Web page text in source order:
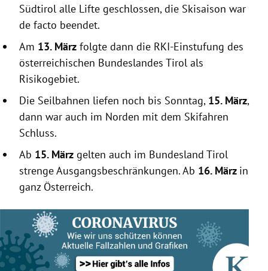
Südtirol alle Lifte geschlossen, die Skisaison war
de facto beendet.
Am 13. März folgte dann die RKI-Einstufung des
österreichischen Bundeslandes Tirol als
Risikogebiet.
Die Seilbahnen liefen noch bis Sonntag, 15. März,
dann war auch im Norden mit dem Skifahren
Schluss.
Ab 15. März gelten auch im Bundesland Tirol
strenge Ausgangsbeschränkungen. Ab 16. März in
ganz Österreich.